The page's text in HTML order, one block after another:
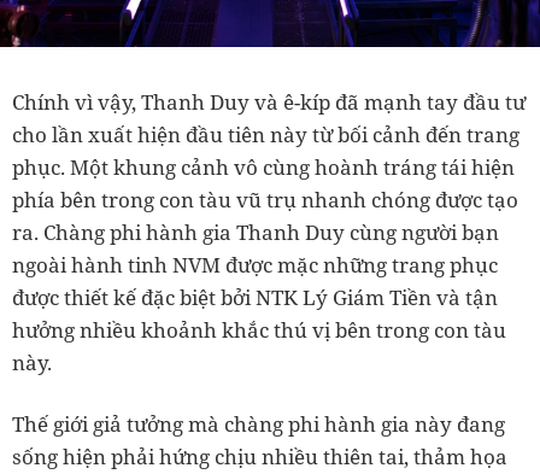
Chính vì vậy, Thanh Duy và ê-kíp đã mạnh tay đầu tư
cho lần xuất hiện đầu tiên này từ bối cảnh đến trang
phục. Một khung cảnh vô cùng hoành tráng tái hiện
phía bên trong con tàu vũ trụ nhanh chóng được tạo
ra. Chàng phi hành gia Thanh Duy cùng người bạn
ngoài hành tinh NVM được mặc những trang phục
được thiết kế đặc biệt bởi NTK Lý Giám Tiền và tận
hưởng nhiều khoảnh khắc thú vị bên trong con tàu
này.
Thế giới giả tưởng mà chàng phi hành gia này đang
sống hiện phải hứng chịu nhiều thiên tai, thảm họa